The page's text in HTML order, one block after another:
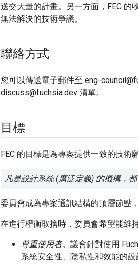
送交大量的計畫。另一方面，FEC 的
無法解決的技術爭議。
聯絡方式
您可以傳送電子郵件至 eng-
discuss@fuchsia.dev 清單。
目標
FEC 的目標是為專案提供一致的技術
凡是設計系統 (廣泛定義) 的機構，
委員會成為專案通訊結構的頂層節點
在進行權衡取捨時，委員會希望能維
尊重使用者。 議會針對使用
系統安全性、隱私性和效能的